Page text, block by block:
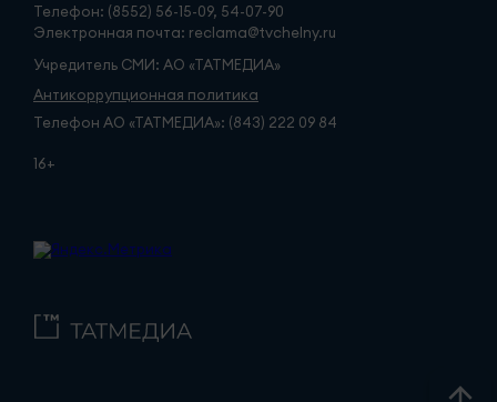
Телефон: (8552) 56-15-09, 54-07-90
Электронная почта: reclama@tvchelny.ru
Учредитель СМИ: АО «ТАТМЕДИА»
Антикоррупционная политика
Телефон АО «ТАТМЕДИА»: (843) 222 09 84
16+